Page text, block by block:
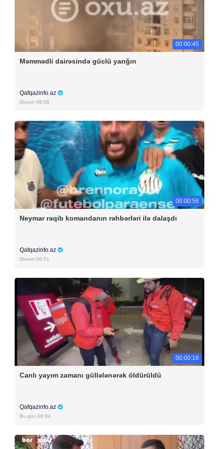
00:00:45
Məmmədli dairəsində güclü yanğın
Qafqazinfo.az
Dünən 08:08
00:00:56
Neymar rəqib komandanın rəhbərləri ilə dalaşdı
Qafqazinfo.az
Dünən 09:51
00:00:16
Canlı yayım zamanı güllələnərək öldürüldü
Qafqazinfo.az
Bu gün 08:04